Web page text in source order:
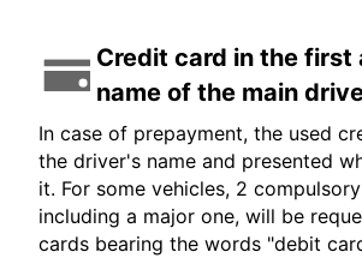
Credit card in the first
name of the main
In case of prepayment, the used
the driver's name and presented
it. For some vehicles, 2
including a major one, will be
cards bearing the words "debit